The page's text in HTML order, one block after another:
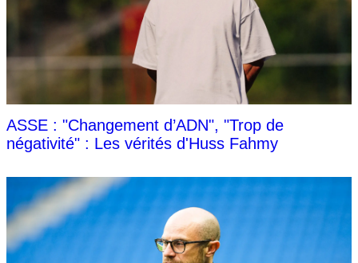
ASSE : "Changement d’ADN", "Trop de
négativité" : Les vérités d'Huss Fahmy